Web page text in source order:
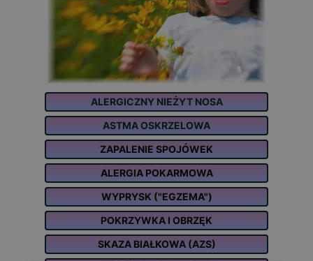
SKAZA BIAŁKOWA (AZS)
POKRZYWKA I OBRZĘK
WYPRYSK ("EGZEMA")
ZAPALENIE SPOJÓWEK
ASTMA OSKRZELOWA
ALERGIA POKARMOWA
ALERGICZNY NIEŻYT NOSA